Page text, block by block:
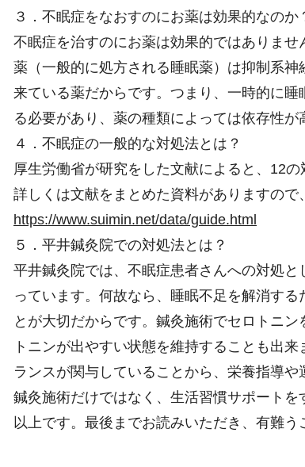
３．不眠症をなおすのにお薬は効果的なのか
不眠症を治すのにお薬は効果的ではありま
薬（一般的に処方される睡眠薬）は抑制系
来ている薬だからです。つまり、一時的に
る必要があり、薬の種類によっては依存性が
４．不眠症の一般的な対処法とは？
厚生労働省が研究をした文献によると、12の
詳しくは文献をまとめた資料がありますので
https://www.suimin.net/data/guide.html
５．平井鍼灸院での対処法とは？
平井鍼灸院では、不眠症患者さんへの対処
っています。何故なら、睡眠不足を解消す
とが大切だからです。鍼灸施術でセロトニ
トニンが出やすい状態を維持することも出
ランスが関与していることから、栄養指導や
鍼灸施術だけではなく、生活習慣サポートを
以上です。最後までお読みいただき、有難う